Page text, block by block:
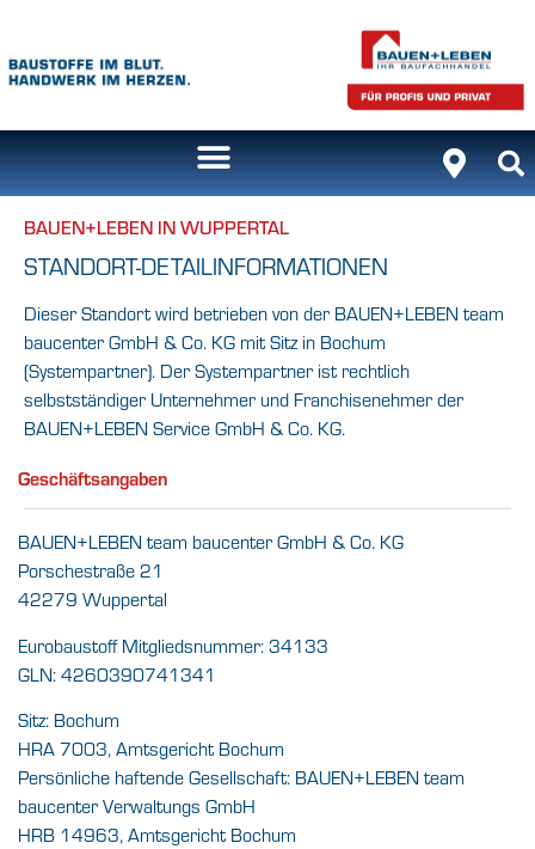
BAUEN+LEBEN IN WUPPERTAL
STANDORT-DETAILINFORMATIONEN
Dieser Standort wird betrieben von der BAUEN+LEBEN team
baucenter GmbH & Co. KG mit Sitz in Bochum
(Systempartner). Der Systempartner ist rechtlich
selbstständiger Unternehmer und Franchisenehmer der
BAUEN+LEBEN Service GmbH & Co. KG.
Geschäftsangaben
BAUEN+LEBEN team baucenter GmbH & Co. KG
Porschestraße 21
42279 Wuppertal
Eurobaustoff Mitgliedsnummer: 34133
GLN: 4260390741341
Sitz: Bochum
HRA 7003, Amtsgericht Bochum
Persönliche haftende Gesellschaft: BAUEN+LEBEN team
baucenter Verwaltungs GmbH
HRB 14963, Amtsgericht Bochum